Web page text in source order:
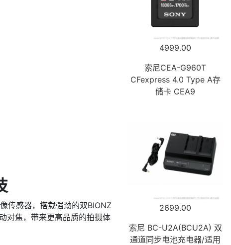
传感器，搭载强劲的双BIONZ
对焦，带来更高品质的拍摄体
4999.00
索尼CEA-G960T
CFexpress 4.0 Type A存
储卡 CEA9
2699.00
索尼 BC-U2A(BCU2A) 双
通道同步电池充电器/适用